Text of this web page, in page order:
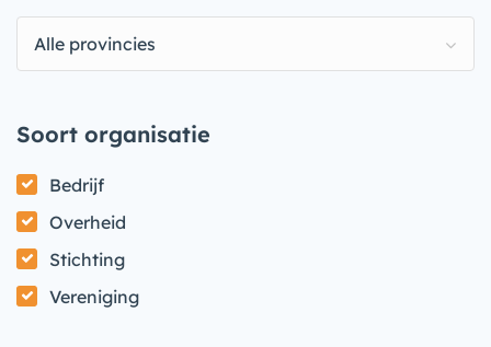
Alle provincies
Soort organisatie
Bedrijf
Overheid
Stichting
Vereniging